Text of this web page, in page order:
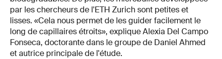
par les chercheurs de l'ETH Zurich sont petites et
lisses. «Cela nous permet de les guider facilement le
long de capillaires étroits», explique Alexia Del Campo
Fonseca, doctorante dans le groupe de Daniel Ahmed
et autrice principale de l'étude.